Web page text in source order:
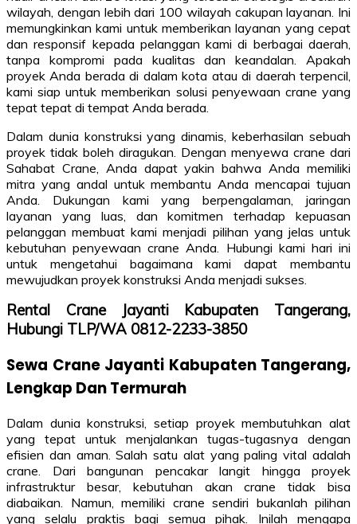
wilayah, dengan lebih dari 100 wilayah cakupan layanan. Ini
memungkinkan kami untuk memberikan layanan yang cepat
dan responsif kepada pelanggan kami di berbagai daerah,
tanpa kompromi pada kualitas dan keandalan. Apakah
proyek Anda berada di dalam kota atau di daerah terpencil,
kami siap untuk memberikan solusi penyewaan crane yang
tepat tepat di tempat Anda berada.
Dalam dunia konstruksi yang dinamis, keberhasilan sebuah
proyek tidak boleh diragukan. Dengan menyewa crane dari
Sahabat Crane, Anda dapat yakin bahwa Anda memiliki
mitra yang andal untuk membantu Anda mencapai tujuan
Anda. Dukungan kami yang berpengalaman, jaringan
layanan yang luas, dan komitmen terhadap kepuasan
pelanggan membuat kami menjadi pilihan yang jelas untuk
kebutuhan penyewaan crane Anda. Hubungi kami hari ini
untuk mengetahui bagaimana kami dapat membantu
mewujudkan proyek konstruksi Anda menjadi sukses.
Rental Crane Jayanti Kabupaten Tangerang,
Hubungi TLP/WA 0812-2233-3850
Sewa Crane Jayanti Kabupaten Tangerang,
Lengkap Dan Termurah
Dalam dunia konstruksi, setiap proyek membutuhkan alat
yang tepat untuk menjalankan tugas-tugasnya dengan
efisien dan aman. Salah satu alat yang paling vital adalah
crane. Dari bangunan pencakar langit hingga proyek
infrastruktur besar, kebutuhan akan crane tidak bisa
diabaikan. Namun, memiliki crane sendiri bukanlah pilihan
yang selalu praktis bagi semua pihak. Inilah mengapa